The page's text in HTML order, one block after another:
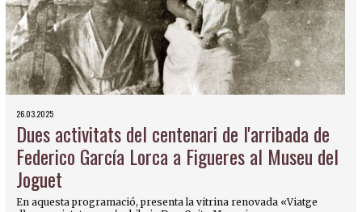
26.03.2025
Dues activitats del centenari de l'arribada de
Federico García Lorca a Figueres al Museu del
Joguet
En aquesta programació, presenta la vitrina renovada «Viatge